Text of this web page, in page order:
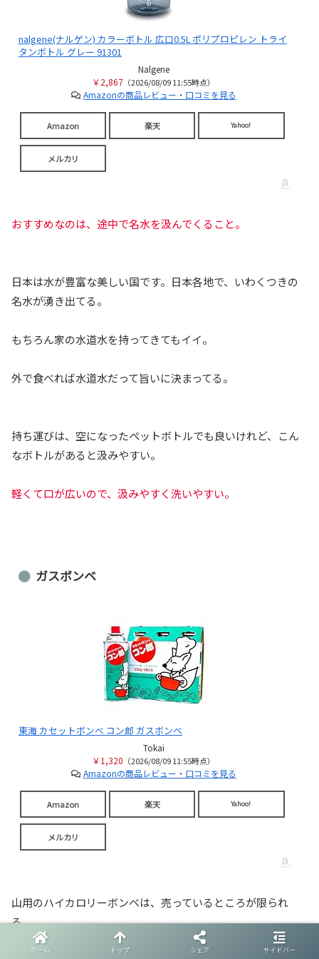
nalgene(ナルゲン) カラーボトル 広口0.5L ポリプロピレン トライ
タンボトル グレー 91301
Nalgene
￥2,867 （2026/08/09 11:55時点）
Amazonの商品レビュー・口コミを見る
Amazon 楽天 Yahoo!
メルカリ
おすすめなのは、途中で名水を汲んでくること。
日本は水が豊富な美しい国です。日本各地で、いわくつきの
名水が湧き出てる。
もちろん家の水道水を持ってきてもイイ。
外で食べれば水道水だって旨いに決まってる。
持ち運びは、空になったペットボトルでも良いけれど、こん
なボトルがあると汲みやすい。
軽くて口が広いので、汲みやすく洗いやすい。
ガスボンベ
東海 カセットボンベ コン郎 ガスボンベ
Tokai
￥1,320 （2026/08/09 11:55時点）
Amazonの商品レビュー・口コミを見る
Amazon 楽天 Yahoo!
メルカリ
山用のハイカロリーボンベは、売っているところが限られ
る。
ホーム トップ シェア サイドバー